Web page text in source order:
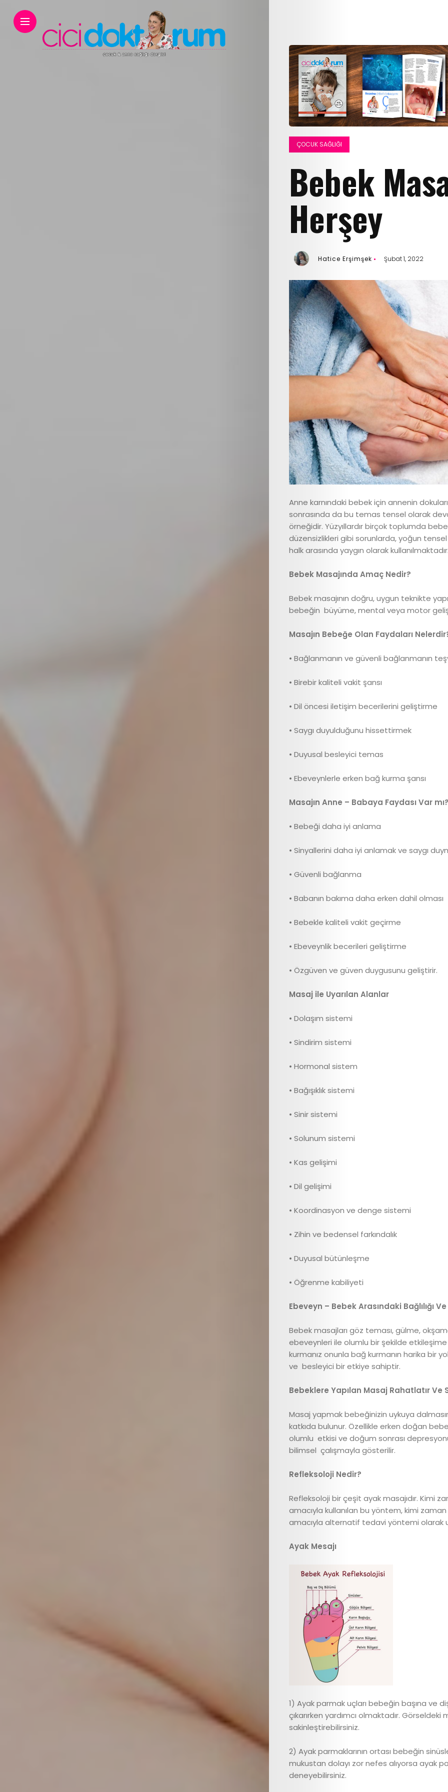
dergi
Çocuk
Sağlığı
Çocuk
Gelişimi
Anne
Sağlığı
Beslenme
ve
Yemek
Tarifleri
Röportajlar
Cici
Astroloji
Editör
Videolar
Cici
Gündem
Cici
Dokunuşlar
İletişim
Search
ÇOCUK SAĞLIĞI
Bebek
Herşey
Hatice Erşimşek Şubat 1, 2022
Anne karnındaki bebek için annenin
sonrasında da bu temas tensel olarak
örneğidir. Yüzyıllardır birçok toplumda
düzensizlikleri gibi sorunlarda, yoğun
halk arasında yaygın olarak kullanılmaktadır.
Bebek Masajında Amaç Nedir?
Bebek masajının doğru, uygun teknikte
bebeğin büyüme, mental veya motor
Masajın Bebeğe Olan Faydaları
• Bağlanmanın ve güvenli bağlanmanın
• Birebir kaliteli vakit şansı
• Dil öncesi iletişim becerilerini geliştirme
• Saygı duyulduğunu hissettirmek
• Duyusal besleyici temas
• Ebeveynlerle erken bağ kurma şansı
Masajın Anne – Babaya Faydası Var mı?
• Bebeği daha iyi anlama
• Sinyallerini daha iyi anlamak ve saygı
• Güvenli bağlanma
• Babanın bakıma daha erken dahil olması
• Bebekle kaliteli vakit geçirme
• Ebeveynlik becerileri geliştirme
• Özgüven ve güven duygusunu geliştirir.
Masaj ile Uyarılan Alanlar
• Dolaşım sistemi
• Sindirim sistemi
• Hormonal sistem
• Bağışıklık sistemi
• Sinir sistemi
• Solunum sistemi
• Kas gelişimi
• Dil gelişimi
• Koordinasyon ve denge sistemi
• Zihin ve bedensel farkındalık
• Duyusal bütünleşme
• Öğrenme kabiliyeti
Ebeveyn – Bebek Arasındaki Bağlılığı
Bebek masajları göz teması, gülme,
ebeveynleri ile olumlu bir şekilde
kurmanız onunla bağ kurmanın harika bir
ve besleyici bir etkiye sahiptir.
Bebeklere Yapılan Masaj Rahatlatır Ve
Masaj yapmak bebeğinizin uykuya
katkıda bulunur. Özellikle erken doğan
olumlu etkisi ve doğum sonrası
bilimsel çalışmayla gösterilir.
Refleksoloji Nedir?
Refleksoloji bir çeşit ayak masajıdır. Kimi
amacıyla kullanılan bu yöntem, kimi
amacıyla alternatif tedavi yöntemi olarak
Ayak Mesajı
1) Ayak parmak uçları bebeğin başına ve
çıkarırken yardımcı olmaktadır.
sakinleştirebilirsiniz.
2) Ayak parmaklarının ortası bebeğin
mukustan dolayı zor nefes alıyorsa ayak
deneyebilirsiniz.